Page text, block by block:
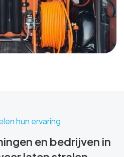
hun ervaring
en bedrijven in